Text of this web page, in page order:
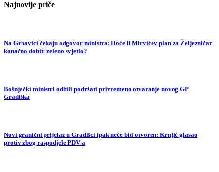
Najnovije priče
Na Grbavici čekaju odgovor ministra: Hoće li Mirvićev plan za Željezničar
konačno dobiti zeleno svjetlo?
Bošnjački ministri odbili podržati privremeno otvaranje novog GP
Gradiška
Novi granični prijelaz u Gradišci ipak neće biti otvoren: Krnjić glasao
protiv zbog raspodjele PDV-a